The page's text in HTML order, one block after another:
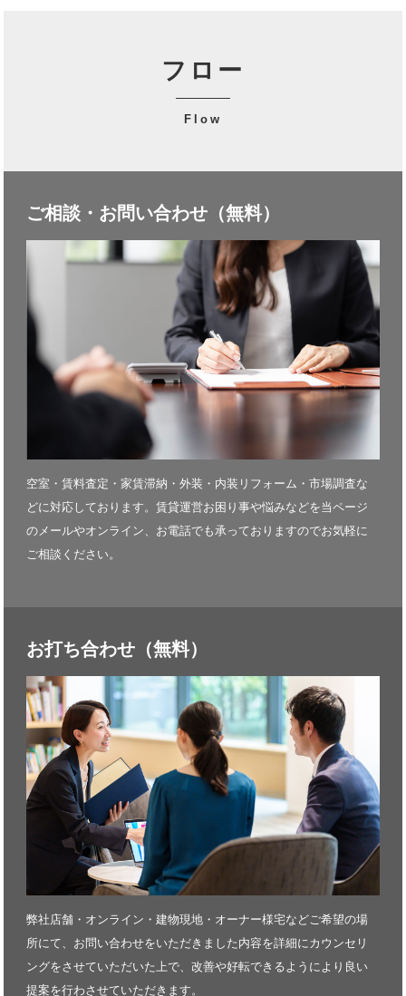
フロー
-
Flow
ご相談・お問い合わせ（無料）
空室・賃料査定・家賃滞納・外装・内装リフォーム・市場調査な
どに対応しております。賃貸運営お困り事や悩みなどを当ページ
のメールやオンライン、お電話でも承っておりますのでお気軽に
ご相談ください。
お打ち合わせ（無料）
弊社店舗・オンライン・建物現地・オーナー様宅などご希望の場
所にて、お問い合わせをいただきました内容を詳細にカウンセリ
ングをさせていただいた上で、改善や好転できるようにより良い
提案を行わさせていただきます。